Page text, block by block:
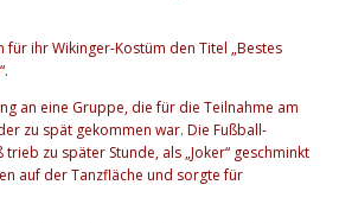
für ihr Wikinger-Kostüm den Titel „Bestes
an eine Gruppe, die für die Teilnahme am
zu spät gekommen war. Die Fußball-
trieb zu später Stunde, als „Joker“ geschminkt
auf der Tanzfläche und sorgte für